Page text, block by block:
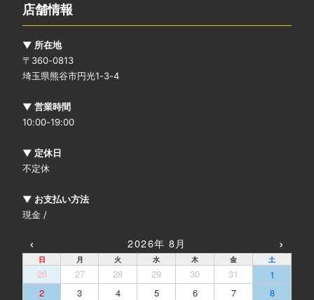
店舗情報
▼ 所在地
〒360-0813
埼玉県熊谷市円光1-3-4
▼ 営業時間
10:00-19:00
▼ 定休日
不定休
▼ お支払い方法
現金 /
‹ 2026年 8月 ›
日 月 火 水 木 金 土
26 27 28 29 30 31
1
2
3 4 5 6 7 8